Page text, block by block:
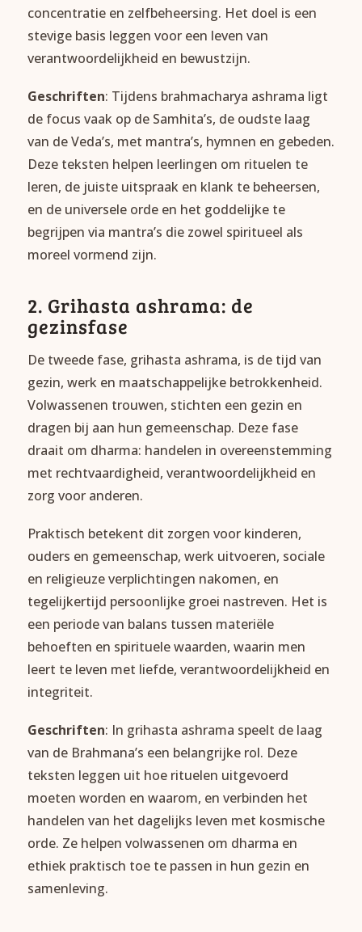
concentratie en zelfbeheersing. Het doel is een
stevige basis leggen voor een leven van
verantwoordelijkheid en bewustzijn.
Geschriften: Tijdens brahmacharya ashrama ligt
de focus vaak op de Samhita’s, de oudste laag
van de Veda’s, met mantra’s, hymnen en gebeden.
Deze teksten helpen leerlingen om rituelen te
leren, de juiste uitspraak en klank te beheersen,
en de universele orde en het goddelijke te
begrijpen via mantra’s die zowel spiritueel als
moreel vormend zijn.
2. Grihasta ashrama: de
gezinsfase
De tweede fase, grihasta ashrama, is de tijd van
gezin, werk en maatschappelijke betrokkenheid.
Volwassenen trouwen, stichten een gezin en
dragen bij aan hun gemeenschap. Deze fase
draait om dharma: handelen in overeenstemming
met rechtvaardigheid, verantwoordelijkheid en
zorg voor anderen.
Praktisch betekent dit zorgen voor kinderen,
ouders en gemeenschap, werk uitvoeren, sociale
en religieuze verplichtingen nakomen, en
tegelijkertijd persoonlijke groei nastreven. Het is
een periode van balans tussen materiële
behoeften en spirituele waarden, waarin men
leert te leven met liefde, verantwoordelijkheid en
integriteit.
Geschriften: In grihasta ashrama speelt de laag
van de Brahmana’s een belangrijke rol. Deze
teksten leggen uit hoe rituelen uitgevoerd
moeten worden en waarom, en verbinden het
handelen van het dagelijks leven met kosmische
orde. Ze helpen volwassenen om dharma en
ethiek praktisch toe te passen in hun gezin en
samenleving.